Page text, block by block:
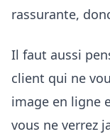
rassurante,
Il faut aussi
client qui ne
image en ligne
vous ne verrez